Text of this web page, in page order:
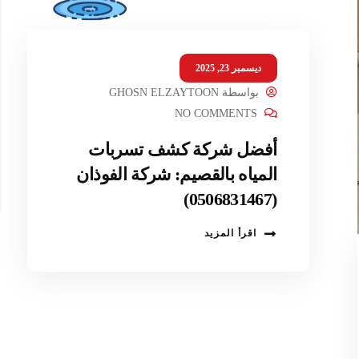
ديسمبر 23, 2025
بواسطةGHOSN ELZAYTOON
NO COMMENTS
أفضل شركة كشف تسربات
المياه بالقصيم: شركة الفوذان
(0506831467)
اقرأ المزيد